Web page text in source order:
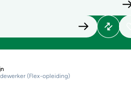
(Flex-opleiding)